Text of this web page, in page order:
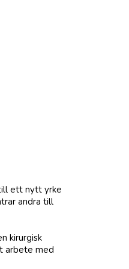
ett nytt yrke
andra till
kirurgisk
arbete med